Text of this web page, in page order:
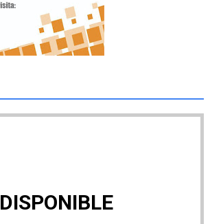
DISPONIBLE